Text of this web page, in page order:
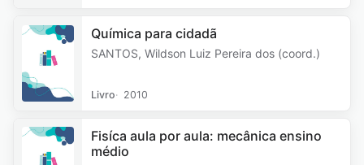
Química para cidadã
SANTOS, Wildson Luiz Pereira dos (coord.)
Livro 2010
Fisíca aula por aula: mecânica ensino
médio